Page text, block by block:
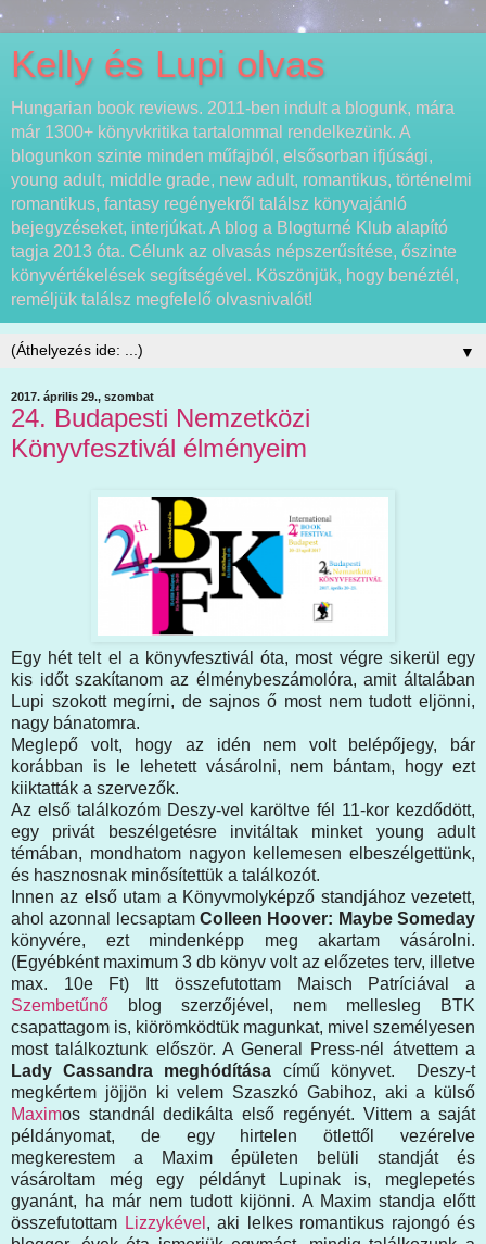
Kelly és Lupi olvas
Hungarian book reviews. 2011-ben indult a blogunk, mára
már 1300+ könyvkritika tartalommal rendelkezünk. A
blogunkon szinte minden műfajból, elsősorban ifjúsági,
young adult, middle grade, new adult, romantikus, történelmi
romantikus, fantasy regényekről találsz könyvajánló
bejegyzéseket, interjúkat. A blog a Blogturné Klub alapító
tagja 2013 óta. Célunk az olvasás népszerűsítése, őszinte
könyvértékelések segítségével. Köszönjük, hogy benéztél,
reméljük találsz megfelelő olvasnivalót!
▼
2017. április 29., szombat
24. Budapesti Nemzetközi
Könyvfesztivál élményeim
Egy hét telt el a könyvfesztivál óta, most végre sikerül egy
kis időt szakítanom az élménybeszámolóra, amit általában
Lupi szokott megírni, de sajnos ő most nem tudott eljönni,
nagy bánatomra.
Meglepő volt, hogy az idén nem volt belépőjegy, bár
korábban is le lehetett vásárolni, nem bántam, hogy ezt
kiiktatták a szervezők.
Az első találkozóm Deszy-vel karöltve fél 11-kor kezdődött,
egy privát beszélgetésre invitáltak minket young adult
témában, mondhatom nagyon kellemesen elbeszélgettünk,
és hasznosnak minősítettük a találkozót.
Innen az első utam a Könyvmolyképző standjához vezetett,
ahol azonnal lecsaptam Colleen Hoover: Maybe Someday
könyvére, ezt mindenképp meg akartam vásárolni.
(Egyébként maximum 3 db könyv volt az előzetes terv, illetve
max. 10e Ft) Itt összefutottam Maisch Patríciával a
Szembetűnő blog szerzőjével, nem mellesleg BTK
csapattagom is, kiörömködtük magunkat, mivel személyesen
most találkoztunk először. A General Press-nél átvettem a
Lady Cassandra meghódítása című könyvet. Deszy-t
megkértem jöjjön ki velem Szaszkó Gabihoz, aki a külső
Maximos standnál dedikálta első regényét. Vittem a saját
példányomat, de egy hirtelen ötlettől vezérelve
megkerestem a Maxim épületen belüli standját és
vásároltam még egy példányt Lupinak is, meglepetés
gyanánt, ha már nem tudott kijönni. A Maxim standja előtt
összefutottam Lizzykével , aki lelkes romantikus rajongó és